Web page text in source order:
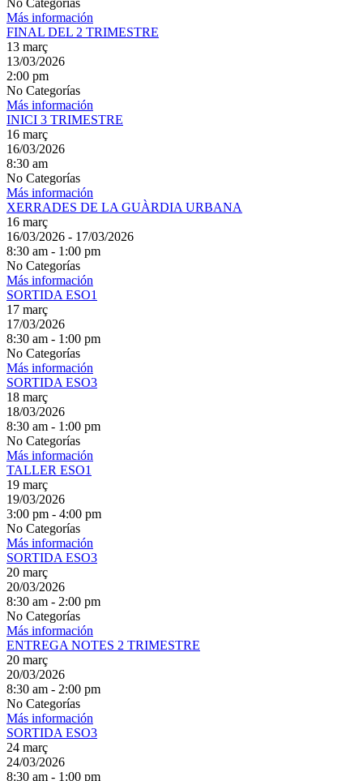
Más información
FINAL DEL 2 TRIMESTRE
13 març
13/03/2026
2:00 pm
No Categorías
Más información
INICI 3 TRIMESTRE
16 març
16/03/2026
8:30 am
No Categorías
Más información
XERRADES DE LA GUÀRDIA URBANA
16 març
16/03/2026 - 17/03/2026
8:30 am - 1:00 pm
No Categorías
Más información
SORTIDA ESO1
17 març
17/03/2026
8:30 am - 1:00 pm
No Categorías
Más información
SORTIDA ESO3
18 març
18/03/2026
8:30 am - 1:00 pm
No Categorías
Más información
TALLER ESO1
19 març
19/03/2026
3:00 pm - 4:00 pm
No Categorías
Más información
SORTIDA ESO3
20 març
20/03/2026
8:30 am - 2:00 pm
No Categorías
Más información
ENTREGA NOTES 2 TRIMESTRE
20 març
20/03/2026
8:30 am - 2:00 pm
No Categorías
Más información
SORTIDA ESO3
24 març
24/03/2026
8:30 am - 1:00 pm